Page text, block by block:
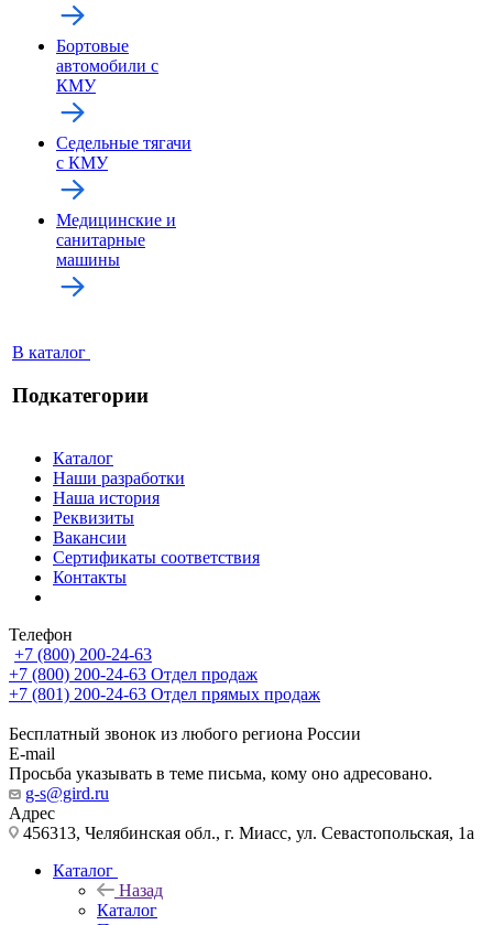
Бортовые
автомобили с
КМУ
Седельные тягачи
с КМУ
Медицинские и
санитарные
машины
В каталог
Подкатегории
Каталог
Наши разработки
Наша история
Реквизиты
Вакансии
Сертификаты соответствия
Контакты
Телефон
+7 (800) 200-24-63
+7 (800) 200-24-63 Отдел продаж
+7 (801) 200-24-63 Отдел прямых продаж
Бесплатный звонок из любого региона России
E-mail
Просьба указывать в теме письма, кому оно адресовано.
g-s@gird.ru
Адрес
456313, Челябинская обл., г. Миасс, ул. Севастопольская, 1а
Каталог
Назад
Каталог